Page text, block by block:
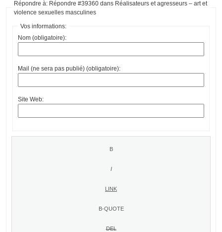
Répondre à: Répondre #39360 dans Réalisateurs et agresseurs – art et
violence sexuelles masculines
Vos informations:
Nom (obligatoire):
Mail (ne sera pas publié) (obligatoire):
Site Web: